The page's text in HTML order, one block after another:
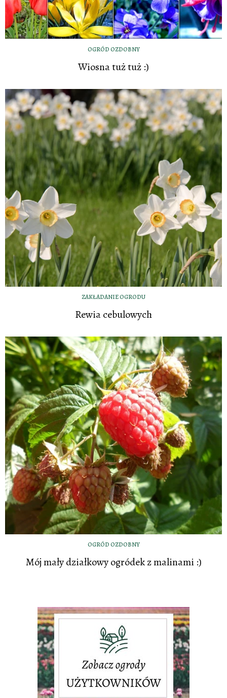
OGRÓD OZDOBNY
Wiosna tuż tuż :)
ZAKŁADANIE OGRODU
Rewia cebulowych
OGRÓD OZDOBNY
Mój mały działkowy ogródek z malinami :)